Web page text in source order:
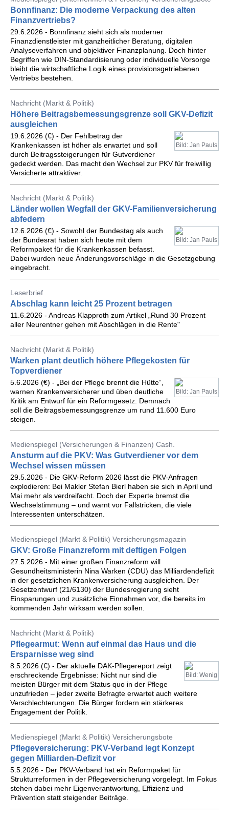
Bonnfinanz: Die moderne Verpackung des alten
Finanzvertriebs?
29.6.2026 - Bonnfinanz sieht sich als moderner
Finanzdienstleister mit ganzheitlicher Beratung, digitalen
Analyseverfahren und objektiver Finanzplanung. Doch hinter
Begriffen wie DIN-Standardisierung oder individuelle Vorsorge
bleibt die wirtschaftliche Logik eines provisionsgetriebenen
Vertriebs bestehen.
Nachricht (Markt & Politik)
Höhere Beitragsbemessungsgrenze soll GKV-Defizit
ausgleichen
Bild: Jan Pauls
19.6.2026 (€) - Der Fehlbetrag der
Krankenkassen ist höher als erwartet und soll
durch Beitragssteigerungen für Gutverdiener
gedeckt werden. Das macht den Wechsel zur PKV für freiwillig
Versicherte attraktiver.
Nachricht (Markt & Politik)
Länder wollen Wegfall der GKV-Familienversicherung
abfedern
Bild: Jan Pauls
12.6.2026 (€) - Sowohl der Bundestag als auch
der Bundesrat haben sich heute mit dem
Reformpaket für die Krankenkassen befasst.
Dabei wurden neue Änderungsvorschläge in die Gesetzgebung
eingebracht.
Leserbrief
Abschlag kann leicht 25 Prozent betragen
11.6.2026 - Andreas Klapproth zum Artikel „Rund 30 Prozent
aller Neurentner gehen mit Abschlägen in die Rente"
Nachricht (Markt & Politik)
Warken plant deutlich höhere Pflegekosten für
Topverdiener
Bild: Jan Pauls
5.6.2026 (€) - „Bei der Pflege brennt die Hütte“,
warnen Krankenversicherer und üben deutliche
Kritik am Entwurf für ein Reformgesetz. Demnach
soll die Beitragsbemessungsgrenze um rund 11.600 Euro
steigen.
Medienspiegel (Versicherungen & Finanzen) Cash.
Ansturm auf die PKV: Was Gutverdiener vor dem
Wechsel wissen müssen
29.5.2026 - Die GKV-Reform 2026 lässt die PKV-Anfragen
explodieren: Bei Makler Stefan Bierl haben sie sich in April und
Mai mehr als verdreifacht. Doch der Experte bremst die
Wechselstimmung – und warnt vor Fallstricken, die viele
Interessenten unterschätzen.
Medienspiegel (Markt & Politik) Versicherungsmagazin
GKV: Große Finanzreform mit deftigen Folgen
27.5.2026 - Mit einer großen Finanzreform will
Gesundheitsministerin Nina Warken (CDU) das Milliardendefizit
in der gesetzlichen Krankenversicherung ausgleichen. Der
Gesetzentwurf (21/6130) der Bundesregierung sieht
Einsparungen und zusätzliche Einnahmen vor, die bereits im
kommenden Jahr wirksam werden sollen.
Nachricht (Markt & Politik)
Pflegearmut: Wenn auf einmal das Haus und die
Ersparnisse weg sind
Bild: Wenig
8.5.2026 (€) - Der aktuelle DAK-Pflegereport zeigt
erschreckende Ergebnisse: Nicht nur sind die
meisten Bürger mit dem Status quo in der Pflege
unzufrieden – jeder zweite Befragte erwartet auch weitere
Verschlechterungen. Die Bürger fordern ein stärkeres
Engagement der Politik.
Medienspiegel (Markt & Politik) Versicherungsbote
Pflegeversicherung: PKV-Verband legt Konzept
gegen Milliarden-Defizit vor
5.5.2026 - Der PKV-Verband hat ein Reformpaket für
Strukturreformen in der Pflegeversicherung vorgelegt. Im Fokus
stehen dabei mehr Eigenverantwortung, Effizienz und
Prävention statt steigender Beiträge.